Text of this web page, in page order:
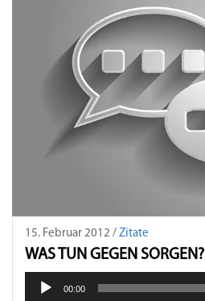
15. Februar 2012 / Zitate
WAS TUN GEGEN SORGEN?
Audio-
Player
00:00